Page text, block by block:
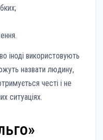
іноді використовують
назвати людину,
честі і не
ситуаціях.